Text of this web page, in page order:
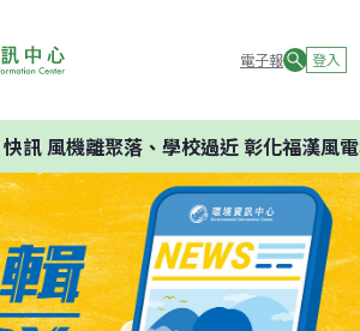
電子報 登入
快訊風機離聚落、學校過近 彰化福漢風電